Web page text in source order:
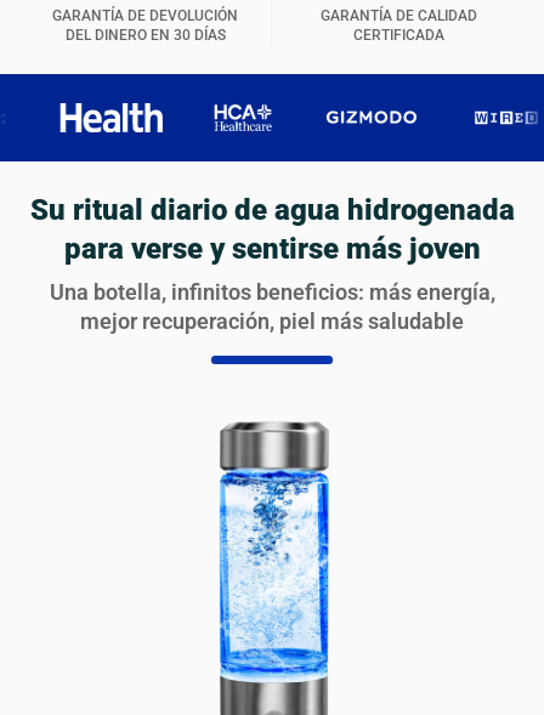
GARANTÍA DE DEVOLUCIÓN
DEL DINERO EN 30 DÍAS
GARANTÍA DE CALIDAD
CERTIFICADA
Su ritual diario de agua hidrogenada
para verse y sentirse más joven
Una botella, infinitos beneficios: más energía,
mejor recuperación, piel más saludable